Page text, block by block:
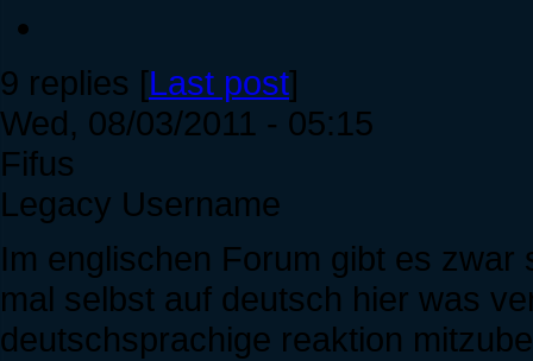
9 replies [Last post]
Wed, 08/03/2011 - 05:15
Fifus
Legacy Username
Im englischen Forum gibt es
mal selbst auf deutsch hier was
deutschsprachige reaktion